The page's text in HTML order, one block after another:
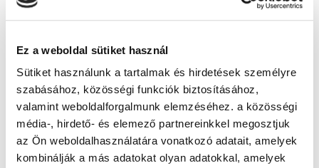
Ez a weboldal sütiket használ
Sütiket használunk a tartalmak és hirdetések személyre
szabásához, közösségi funkciók biztosításához,
valamint weboldalforgalmunk elemzéséhez. a közösségi
média-, hirdető- és elemező partnereinkkel megosztjuk
az Ön weboldalhasználatára vonatkozó adatait, amelyek
kombinálják a más adatokat olyan adatokkal, amelyek
guzmics.greta@tanfolyam.hu
+36302262580